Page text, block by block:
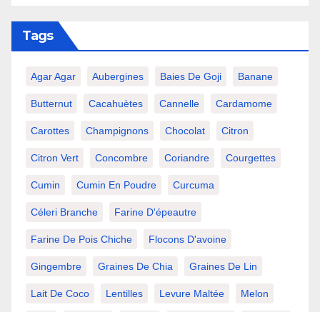
Tags
Agar Agar Aubergines Baies De Goji Banane
Butternut Cacahuètes Cannelle Cardamome
Carottes Champignons Chocolat Citron
Citron Vert Concombre Coriandre Courgettes
Cumin Cumin En Poudre Curcuma
Céleri Branche Farine D'épeautre
Farine De Pois Chiche Flocons D'avoine
Gingembre Graines De Chia Graines De Lin
Lait De Coco Lentilles Levure Maltée Melon